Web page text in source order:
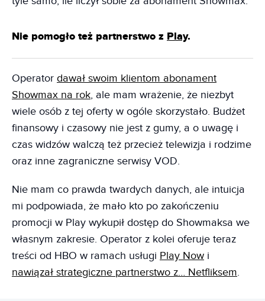
Nie pomogło też partnerstwo z Play.
Operator dawał swoim klientom abonament
Showmax na rok, ale mam wrażenie, że niezbyt
wiele osób z tej oferty w ogóle skorzystało. Budżet
finansowy i czasowy nie jest z gumy, a o uwagę i
czas widzów walczą też przecież telewizja i rodzime
oraz inne zagraniczne serwisy VOD.
Nie mam co prawda twardych danych, ale intuicja
mi podpowiada, że mało kto po zakończeniu
promocji w Play wykupił dostęp do Showmaksa we
własnym zakresie. Operator z kolei oferuje teraz
treści od HBO w ramach usługi Play Now i
nawiązał strategiczne partnerstwo z… Netfliksem.